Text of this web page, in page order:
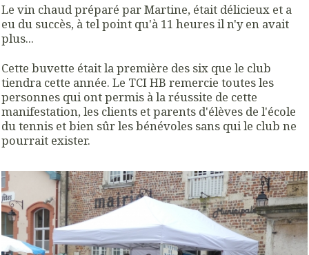
Le vin chaud préparé par Martine, était délicieux et a
eu du succès, à tel point qu'à 11 heures il n'y en avait
plus...
Cette buvette était la première des six que le club
tiendra cette année. Le TCI HB remercie toutes les
personnes qui ont permis à la réussite de cette
manifestation, les clients et parents d'élèves de l'école
du tennis et bien sûr les bénévoles sans qui le club ne
pourrait exister.